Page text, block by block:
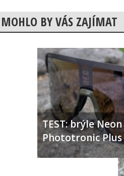
MOHLO BY VÁS ZAJÍMAT
TEST: brýle
Phototronic Plus